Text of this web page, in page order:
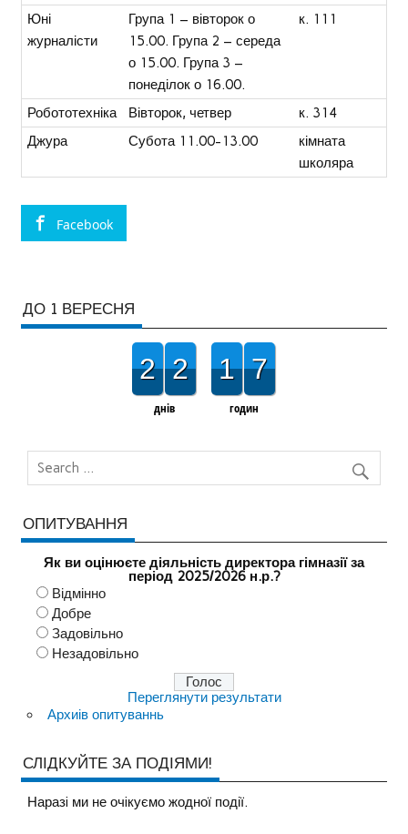
Юні
журналісти
Група 1 – вівторок о
15.00. Група 2 – середа
о 15.00. Група 3 –
понеділок о 16.00.
к. 111
Робототехніка Вівторок, четвер
к. 314
Джура
Субота 11.00-13.00
кімната
школяра
Facebook
ДО 1 ВЕРЕСНЯ
2 2
днів
1 7
годин
ОПИТУВАННЯ
Як ви оцінюєте діяльність директора гімназії за
період 2025/2026 н.р.?
Відмінно
Добре
Задовільно
Незадовільно
Переглянути результати
Архиів опитуваннь
СЛІДКУЙТЕ ЗА ПОДІЯМИ!
Наразi ми не очiкуємо жодної події.